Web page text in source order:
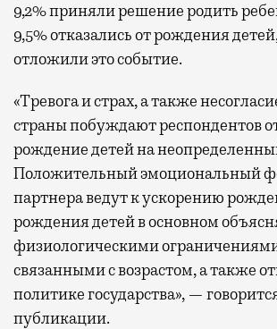
9,2% приняли решение родить
9,5% отказались от рождения
отложили это событие.
«Тревога и страх, а также
страны побуждают респондентов
рождение детей на
Положительный эмоциональный
партнера ведут к ускорению
рождения детей в основном
физиологическими
связанными с возрастом, а также
политике государства», —
публикации.